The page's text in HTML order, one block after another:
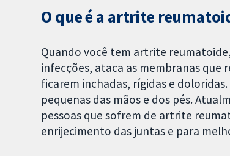
O que é a artrite
Quando você tem artrite
infecções, ataca as membranas que
ficarem inchadas, rígidas e
pequenas das mãos e dos pés.
pessoas que sofrem de artrite
enrijecimento das juntas e para